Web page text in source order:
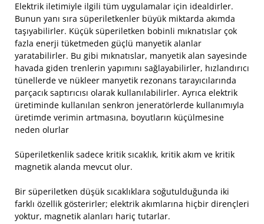
Elektrik iletimiyle ilgili tüm uygulamalar için idealdirler.
Bunun yanı sıra süperiletkenler büyük miktarda akımda
taşıyabilirler. Küçük süperiletken bobinli mıknatıslar çok
fazla enerji tüketmeden güçlü manyetik alanlar
yaratabilirler. Bu gibi mıknatıslar, manyetik alan sayesinde
havada giden trenlerin yapımını sağlayabilirler, hızlandırıcı
tünellerde ve nükleer manyetik rezonans tarayıcılarında
parçacık saptırıcısı olarak kullanılabilirler. Ayrıca elektrik
üretiminde kullanılan senkron jeneratörlerde kullanımıyla
üretimde verimin artmasına, boyutların küçülmesine
neden olurlar
Süperiletkenlik sadece kritik sıcaklık, kritik akım ve kritik
magnetik alanda mevcut olur.
Bir süperiletken düşük sıcaklıklara soğutulduğunda iki
farklı özellik gösterirler; elektrik akımlarına hiçbir dirençleri
yoktur, magnetik alanları hariç tutarlar.